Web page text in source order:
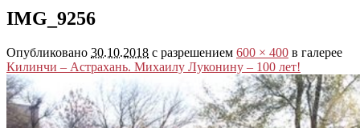
IMG_9256
Опубликовано 30.10.2018 с разрешением 600 × 400 в галерее
Килинчи – Астрахань. Михаилу Луконину – 100 лет!